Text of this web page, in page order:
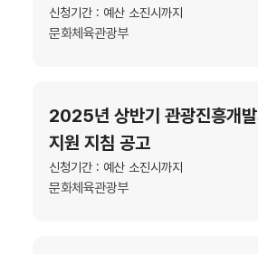
신청기간 : 예산 소진시까지
문화체육관광부
2025년 상반기 관광진흥개
지원 지침 공고
신청기간 : 예산 소진시까지
문화체육관광부